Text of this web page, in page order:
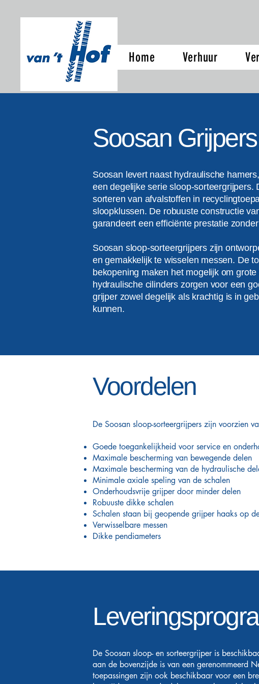
Home Verhuur
Soosan Grijpers
Soosan levert naast hydraulische
een degelijke serie sloop-sorteergrijpers.
sorteren van afvalstoffen in
sloopklussen. De robuuste constructie
garandeert een efficiënte prestatie
Soosan sloop-sorteergrijpers zijn
en gemakkelijk te wisselen messen. De
bekopening maken het mogelijk om
hydraulische cilinders zorgen voor een
grijper zowel degelijk als krachtig is in
kunnen.
Voordelen
De Soosan sloop-sorteergrijpers zijn voorzien
Goede toegankelijkheid voor service en
Maximale bescherming van bewegende delen
Maximale bescherming van de hydraulische
Minimale axiale speling van de schalen
Onderhoudsvrije grijper door minder delen
Robuuste dikke schalen
Schalen staan bij geopende grijper haaks op
Verwisselbare messen
Dikke pendiameters
De Soosan sloop- en sorteergrijper is
aan de bovenzijde is van een gerenommeerd
toepassingen zijn ook beschikbaar voor een